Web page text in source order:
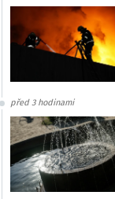
před 3 hodinami